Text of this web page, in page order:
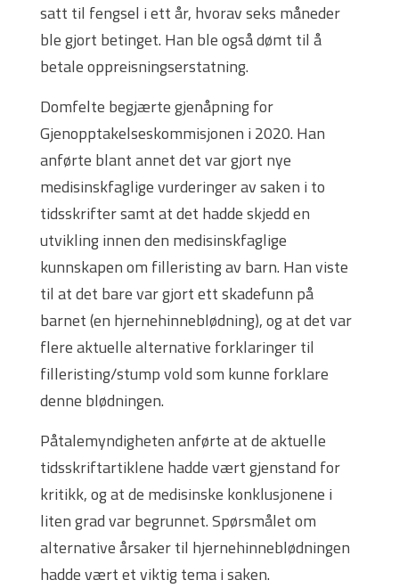
satt til fengsel i ett år, hvorav seks måneder
ble gjort betinget. Han ble også dømt til å
betale oppreisningserstatning.
Domfelte begjærte gjenåpning for
Gjenopptakelseskommisjonen i 2020. Han
anførte blant annet det var gjort nye
medisinskfaglige vurderinger av saken i to
tidsskrifter samt at det hadde skjedd en
utvikling innen den medisinskfaglige
kunnskapen om filleristing av barn. Han viste
til at det bare var gjort ett skadefunn på
barnet (en hjernehinneblødning), og at det var
flere aktuelle alternative forklaringer til
filleristing/stump vold som kunne forklare
denne blødningen.
Påtalemyndigheten anførte at de aktuelle
tidsskriftartiklene hadde vært gjenstand for
kritikk, og at de medisinske konklusjonene i
liten grad var begrunnet. Spørsmålet om
alternative årsaker til hjernehinneblødningen
hadde vært et viktig tema i saken.